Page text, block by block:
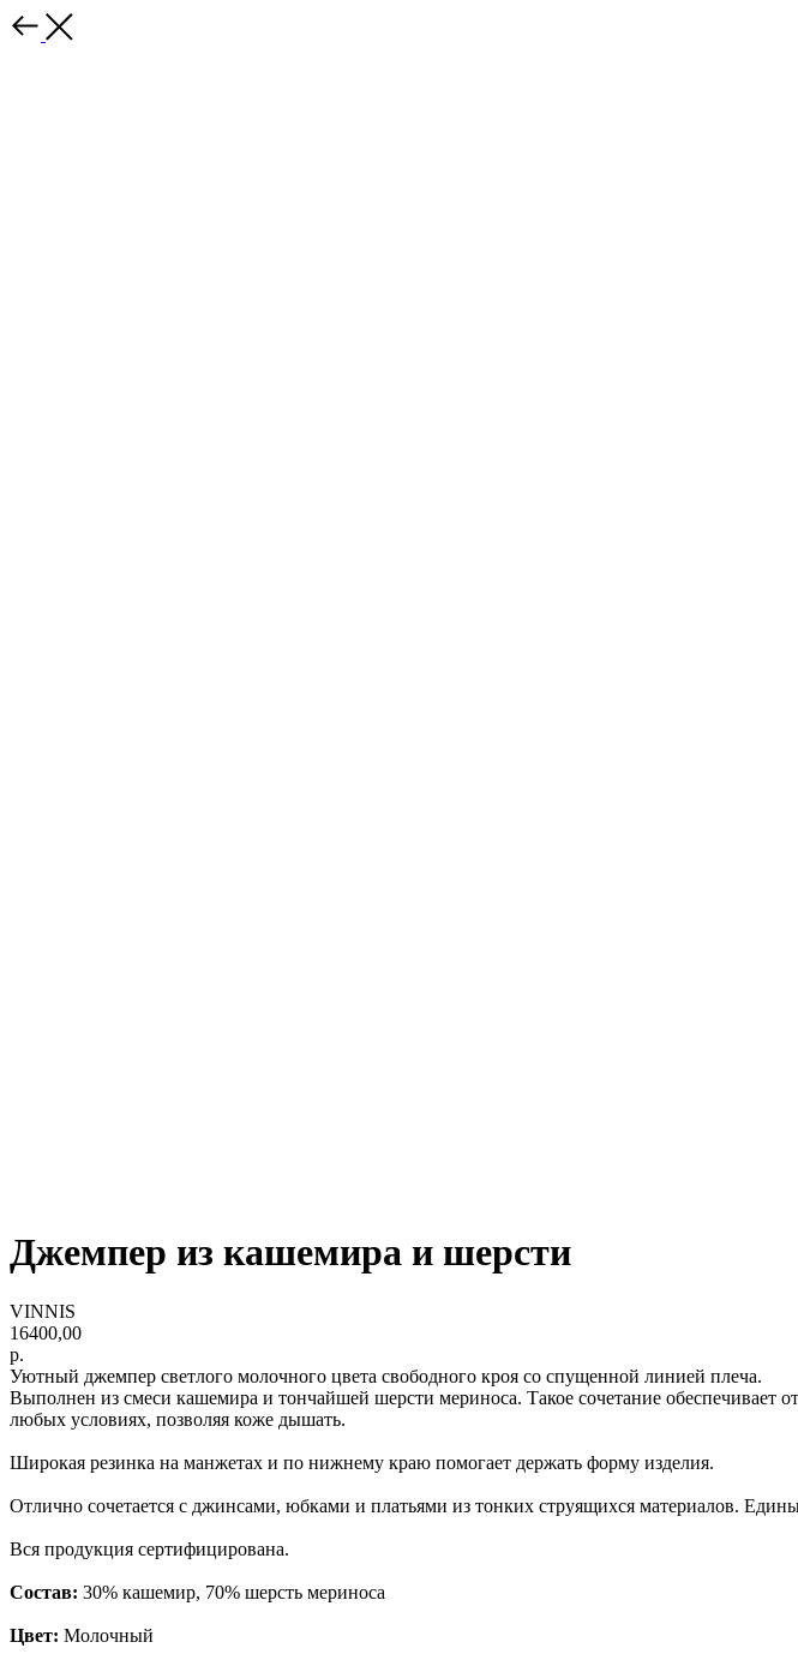
Джемпер из кашемира и шерсти
VINNIS
16400,00
р.
Уютный джемпер светлого молочного цвета свободного кроя со спущенной линией плеча.
Выполнен из смеси кашемира и тончайшей шерсти мериноса. Такое сочетание обеспечивает
любых условиях, позволяя коже дышать.
Широкая резинка на манжетах и по нижнему краю помогает держать форму изделия.
Отлично сочетается с джинсами, юбками и платьями из тонких струящихся материалов.
Вся продукция сертифицирована.
Состав: 30% кашемир, 70% шерсть мериноса
Цвет: Молочный